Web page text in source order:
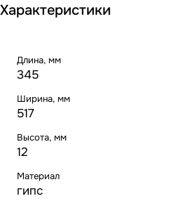
Характеристики
Длина, мм
345
Ширина, мм
517
Высота, мм
12
Материал
гипс